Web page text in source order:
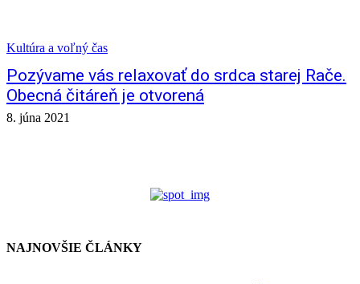
Kultúra a voľný čas
Pozývame vás relaxovať do srdca starej Rače.
Obecná čitáreň je otvorená
8. júna 2021
NAJNOVŠIE ČLÁNKY